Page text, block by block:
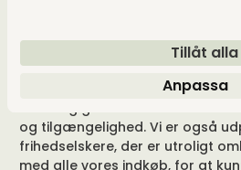
Tillåt alla
Anpassa
Vores hjerter banker for godt
drivkraft ligger i at tilbyde et
samtidig give merværdi i form af
og tilgængelighed. Vi er også
frihedselskere, der er utroligt
med alle vores indkøb, for at